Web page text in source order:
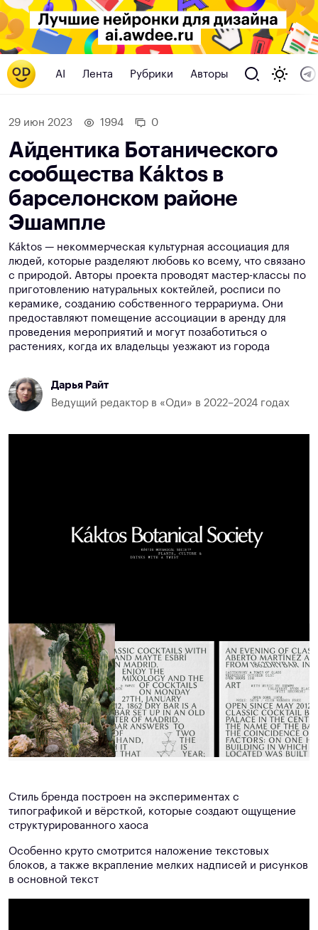
AI Лента Рубрики Авторы
29 июн 2023 1994 0
Айдентика Ботанического
сообщества Káktos в
барселонском районе
Эшампле
Káktos — некоммерческая культурная ассоциация для
людей, которые разделяют любовь ко всему, что связано
с природой. Авторы проекта проводят мастер-классы по
приготовлению натуральных коктейлей, росписи по
керамике, созданию собственного террариума. Они
предоставляют помещение ассоциации в аренду для
проведения мероприятий и могут позаботиться о
растениях, когда их владельцы уезжают из города
Дарья Райт
Ведущий редактор в «Оди» в 2022–2024 годах
Стиль бренда построен на экспериментах с
типографикой и вёрсткой, которые создают ощущение
структурированного хаоса
Особенно круто смотрится наложение текстовых
блоков, а также вкрапление мелких надписей и рисунков
в основной текст